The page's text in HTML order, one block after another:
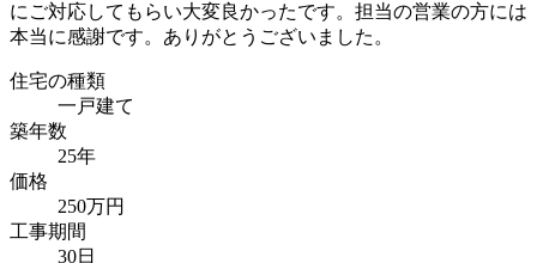
にご対応してもらい大変良かったです。担当の営業の方には
本当に感謝です。ありがとうございました。
住宅の種類
一戸建て
築年数
25年
価格
250万円
工事期間
30日